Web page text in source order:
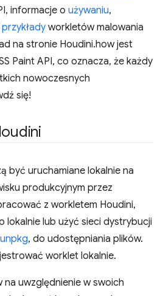
informacje o używaniu,
przykłady workletów malowania
na stronie Houdini.how jest
Paint API, co oznacza, że każdy
nowoczesnych
się!
być uruchamiane lokalnie na
produkcyjnym przez
z workletem Houdini,
lokalnie lub użyć sieci dystrybucji
unpkg, do udostępniania plików.
worklet lokalnie.
na uwzględnienie w swoich